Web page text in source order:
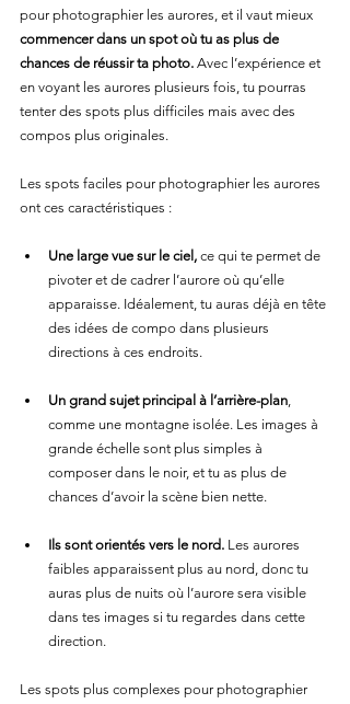
pour photographier les aurores, et il vaut mieux
commencer dans un spot où tu as plus de
chances de réussir ta photo. Avec l’expérience et
en voyant les aurores plusieurs fois, tu pourras
tenter des spots plus difficiles mais avec des
compos plus originales.
Les spots faciles pour photographier les aurores
ont ces caractéristiques :
Une large vue sur le ciel, ce qui te permet de
pivoter et de cadrer l’aurore où qu’elle
apparaisse. Idéalement, tu auras déjà en tête
des idées de compo dans plusieurs
directions à ces endroits.
Un grand sujet principal à l’arrière-plan,
comme une montagne isolée. Les images à
grande échelle sont plus simples à
composer dans le noir, et tu as plus de
chances d’avoir la scène bien nette.
Ils sont orientés vers le nord. Les aurores
faibles apparaissent plus au nord, donc tu
auras plus de nuits où l’aurore sera visible
dans tes images si tu regardes dans cette
direction.
Les spots plus complexes pour photographier